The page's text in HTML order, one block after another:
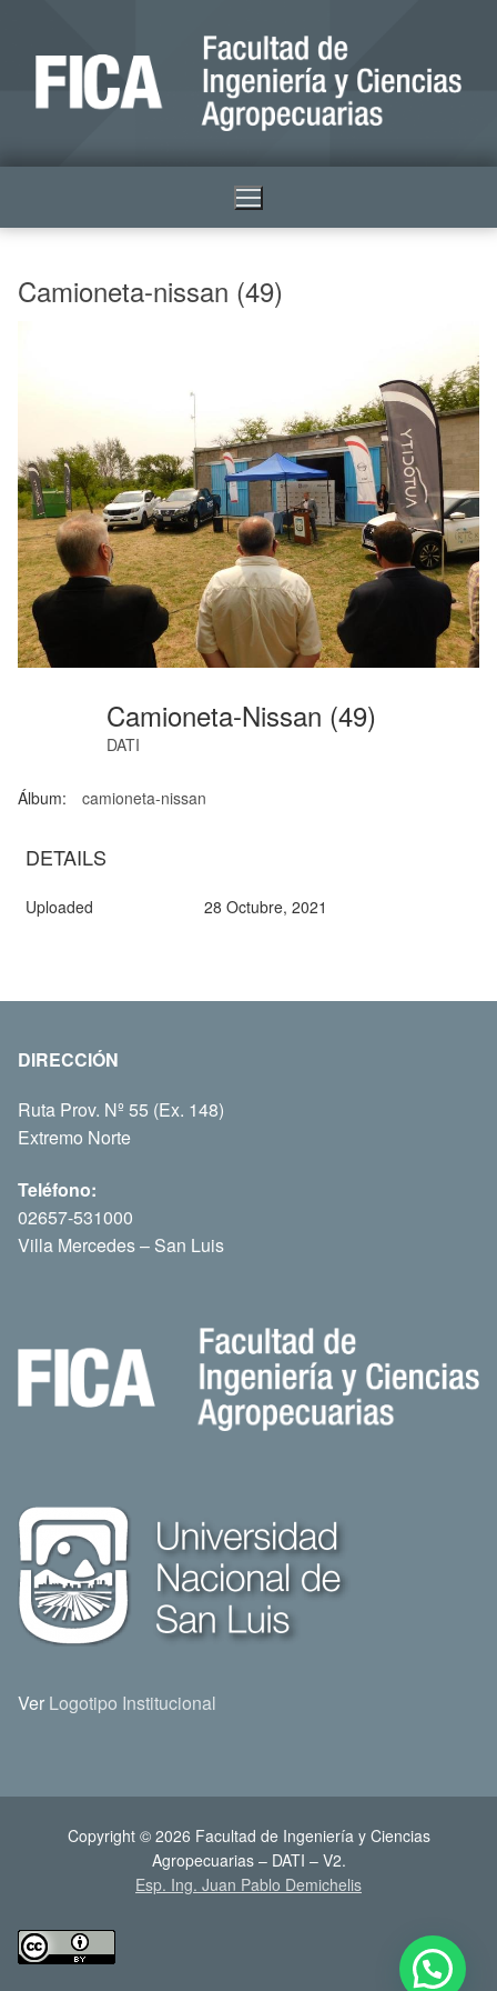
Camioneta-nissan (49)
Camioneta-Nissan (49)
DATI
Álbum: camioneta-nissan
DETAILS
Uploaded 28 Octubre, 2021
DIRECCIÓN
Ruta Prov. Nº 55 (Ex. 148)
Extremo Norte
Teléfono:
02657-531000
Villa Mercedes – San Luis
Ver Logotipo Institucional
Copyright © 2026 Facultad de Ingeniería y Ciencias
Agropecuarias – DATI – V2.
Esp. Ing. Juan Pablo Demichelis